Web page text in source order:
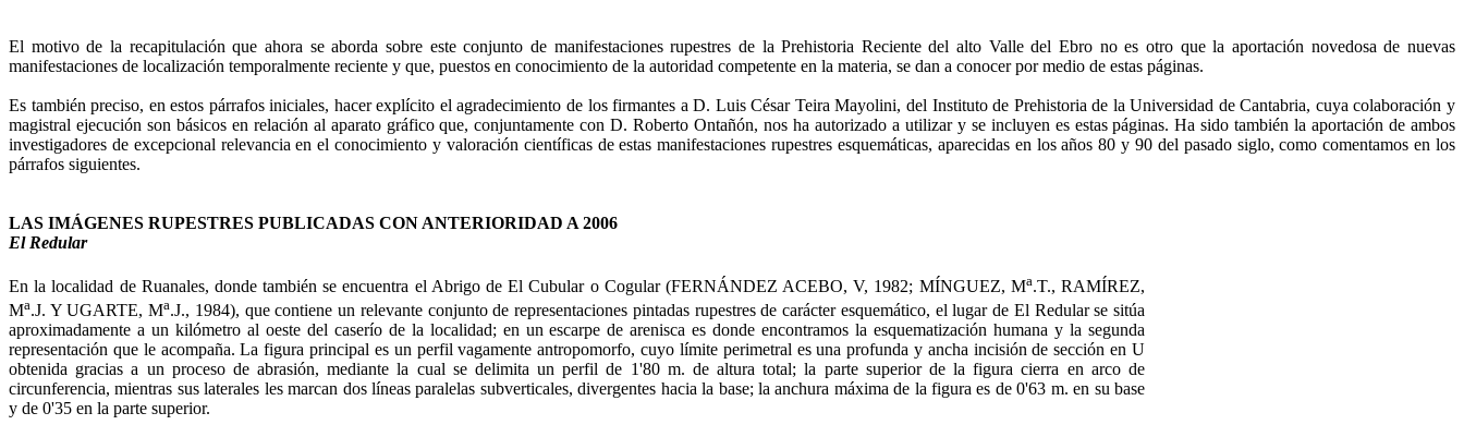
El motivo de la recapitulación que ahora se aborda sobre este conjunto de manifestaciones rupestres de la Prehistoria Reciente del alto Valle del Ebro no es otro que la aportación novedosa de nuevas
manifestaciones de localización temporalmente reciente y que, puestos en conocimiento de la autoridad competente en la materia, se dan a conocer por medio de estas páginas.
Es también preciso, en estos párrafos iniciales, hacer explí­cito el agradecimiento de los firmantes a D. Luis César Teira Mayolini, del Instituto de Prehistoria de la Universidad de Canta­bria, cuya colaboración y
magistral ejecución son básicos en re­lación al aparato gráfico que, conjuntamente con D. Roberto Ontañón, nos ha autorizado a utilizar y se incluyen es estas pági­nas. Ha sido también la aportación de ambos
investigadores de excepcional relevancia en el conocimiento y valoración científi­cas de estas manifestaciones rupestres esquemáticas, aparecidas en los años 80 y 90 del pasado siglo, como comentamos en los
párrafos siguientes.
LAS IMÁGENES RUPESTRES PUBLICADAS CON ANTERIORIDAD A 2006
El Redular
En la localidad de Ruanales, donde también se en­cuentra el Abrigo de El Cubular o Cogular (FERNÁNDEZ ACEBO, V, 1982; MÍNGUEZ, Ma.T., RAMÍREZ,
Ma.J. Y UGARTE, Ma.J., 1984), que contiene un rele­vante conjunto de representaciones pintadas rupestres de carác­ter esquemático, el lugar de El Redular se sitúa
aproximada­mente a un kilómetro al oeste del caserío de la localidad; en un escarpe de arenisca es donde encontramos la esquematización humana y la segunda
representación que le acompaña. La figu­ra principal es un perfil vagamente antropomorfo, cuyo límite perimetral es una profunda y ancha incisión de sección en U
obtenida gracias a un proceso de abrasión, mediante la cual se de­limita un perfil de 1'80 m. de altura total; la parte superior de la figura cierra en arco de
circunferencia, mientras sus laterales les marcan dos líneas paralelas subverticales, divergentes hacia la base; la anchura máxima de la figura es de 0'63 m. en su base
y de 0'35 en la parte superior.